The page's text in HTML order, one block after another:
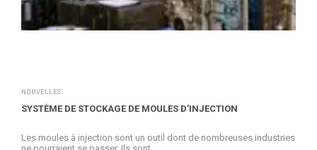
NOUVELLES
SYSTÈME DE STOCKAGE DE MOULES D’INJECTION
Les moules à injection sont un outil dont de nombreuses industries